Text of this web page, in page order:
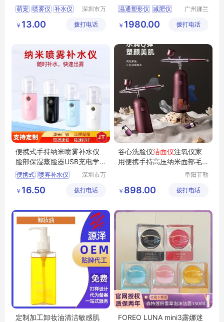
萌宠 喷雾仪 补水仪
深圳市万
有限公司
￥ 13.00 拨打电话
产厂家
温通塑形仪 减肥仪
广州娜兰
备有限公
￥ 1980.00 拨打电话
便携式手持纳米喷雾补水仪
脸部保湿蒸脸器USB充电学
生手握喷雾仪
便携式 喷雾补水仪
喷雾仪
深圳市万
有限公司
￥ 16.50 拨打电话
谷心洗脸仪洁面仪注氧仪家
用便携手持高压纳米面部毛
阜阳菲勒
公司
￥ 898.00 拨打电话
定制加工卸妆油清洁敏感肌
FOREO LUNA mini3露娜迷